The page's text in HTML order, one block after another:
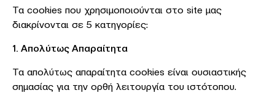
Τα cookies που χρησιμοποιούνται στο site μας
διακρίνονται σε 5 κατηγορίες:
1. Απολύτως Απαραίτητα
Τα απολύτως απαραίτητα cookies είναι ουσιαστικής
σημασίας για την ορθή λειτουργία του ιστότοπου.